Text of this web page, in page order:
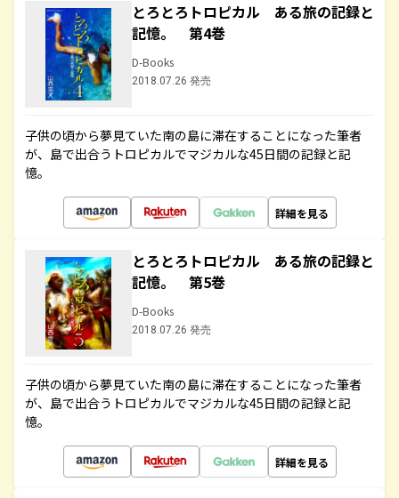
とろとろトロピカル ある旅の記録と
記憶。 第4巻
D-Books
2018.07.26 発売
子供の頃から夢見ていた南の島に滞在することになった筆者
が、島で出合うトロピカルでマジカルな45日間の記録と記
憶。
詳細を見る
とろとろトロピカル ある旅の記録と
記憶。 第5巻
D-Books
2018.07.26 発売
子供の頃から夢見ていた南の島に滞在することになった筆者
が、島で出合うトロピカルでマジカルな45日間の記録と記
憶。
詳細を見る